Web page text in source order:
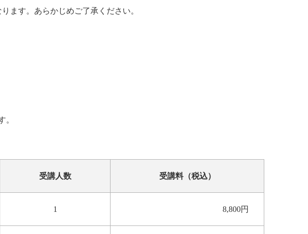
ます。あらかじめご了承ください。
。
受講人数 受講料（税込）
1 8,800円